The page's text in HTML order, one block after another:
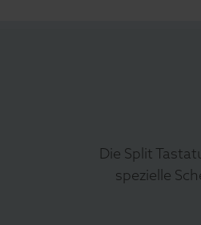
Die Split
spezielle